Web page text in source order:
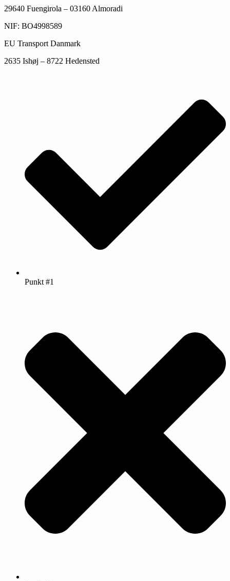
29640 Fuengirola – 03160 Almoradi
NIF: BO4998589
EU Transport Danmark
2635 Ishøj – 8722 Hedensted
Punkt #1